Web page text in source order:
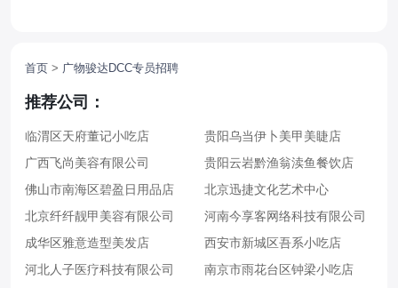
首页 > 广物骏达DCC专员招聘
推荐公司：
临渭区天府董记小吃店
贵阳乌当伊卜美甲美睫店
广西飞尚美容有限公司
贵阳云岩黔渔翁渎鱼餐饮店
佛山市南海区碧盈日用品店
北京迅捷文化艺术中心
北京纤纤靓甲美容有限公司
河南今享客网络科技有限公司
成华区雅意造型美发店
西安市新城区吾系小吃店
河北人子医疗科技有限公司
南京市雨花台区钟梁小吃店